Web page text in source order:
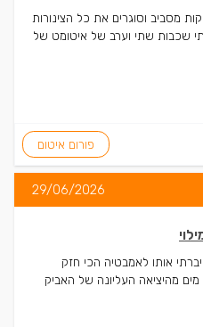
מסביב וסוגרים את כל הצינורות
שכבות שתי וערב של איטומט של
פורום איטום
29/06/2026
אותו לאמבטיה הכי חזק
מהיציאה העליונה של האביק